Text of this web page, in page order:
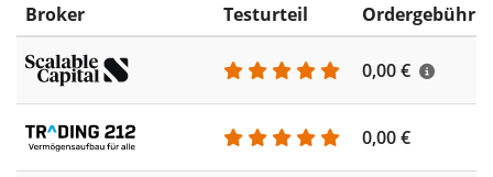
Broker Testurteil Ordergebühr
0,00 €
0,00 €